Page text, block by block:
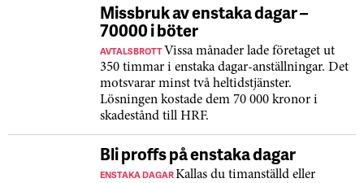
Missbruk av enstaka dagar –
70000 i böter
AVTALSBROTT Vissa månader lade företaget ut
350 timmar i enstaka dagar-anställningar. Det
motsvarar minst två heltidstjänster.
Lösningen kostade dem 70 000 kronor i
skadestånd till HRF.
Bli proffs på enstaka dagar
ENSTAKA DAGARKallas du timanställd eller